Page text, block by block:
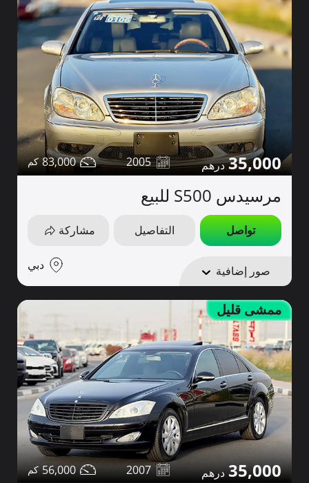
35,000
2005
83,000
مرسيدس S500 للبيع
تواصل التفاصيل مشاركة
صور إضافية دبي
ممشى قليل
35,000
2007
56,000